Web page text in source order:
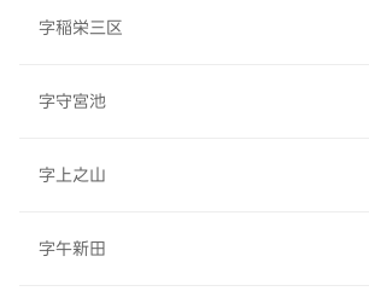
字稲栄三区
字守宮池
字上之山
字午新田